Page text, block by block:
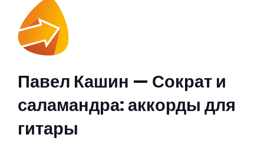
Павел Кашин — Сократ и
саламандра: аккорды для
гитары